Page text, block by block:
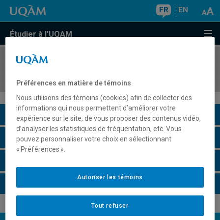
FR EN
Étudier à l'UQAM
COURS//
Description du cours
Horaire - Été 2026
Préférences en matière de témoins
Nous utilisons des témoins (cookies) afin de collecter des
informations qui nous permettent d’améliorer votre
expérience sur le site, de vous proposer des contenus vidéo,
d’analyser les statistiques de fréquentation, etc. Vous
pouvez personnaliser votre choix en sélectionnant
« Préférences ».
Tout refuser
Autoriser les témoins